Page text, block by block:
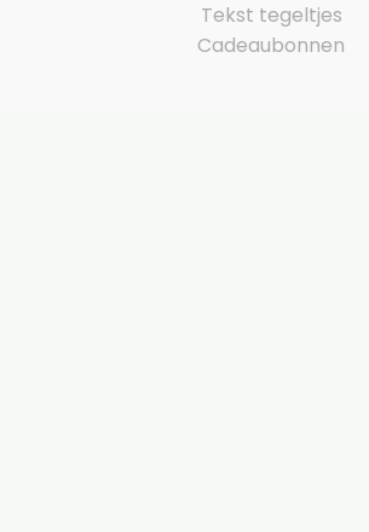
Tekst tegeltjes
Cadeaubonnen